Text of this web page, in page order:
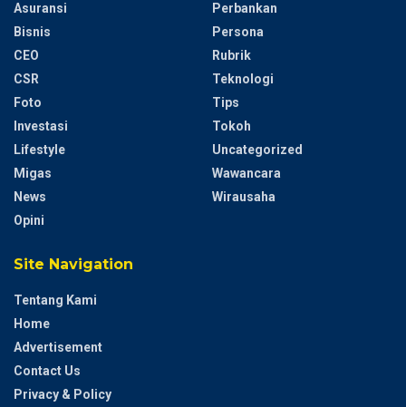
Asuransi
Bisnis
CEO
CSR
Foto
Investasi
Lifestyle
Migas
News
Opini
Perbankan
Persona
Rubrik
Teknologi
Tips
Tokoh
Uncategorized
Wawancara
Wirausaha
Site Navigation
Tentang Kami
Home
Advertisement
Contact Us
Privacy & Policy